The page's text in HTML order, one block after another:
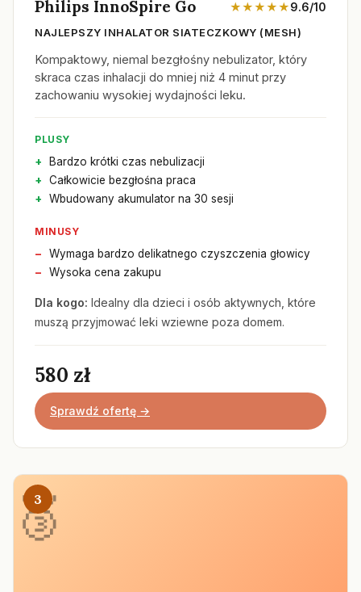
Philips InnoSpire Go ★★★★★9.6/10
NAJLEPSZY INHALATOR SIATECZKOWY (MESH)
Kompaktowy, niemal bezgłośny nebulizator, który
skraca czas inhalacji do mniej niż 4 minut przy
zachowaniu wysokiej wydajności leku.
PLUSY
Bardzo krótki czas nebulizacji
Całkowicie bezgłośna praca
Wbudowany akumulator na 30 sesji
MINUSY
Wymaga bardzo delikatnego czyszczenia głowicy
Wysoka cena zakupu
Dla kogo: Idealny dla dzieci i osób aktywnych, które
muszą przyjmować leki wziewne poza domem.
580 zł
Sprawdź ofertę →
3